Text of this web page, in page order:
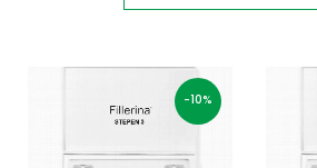
-10%